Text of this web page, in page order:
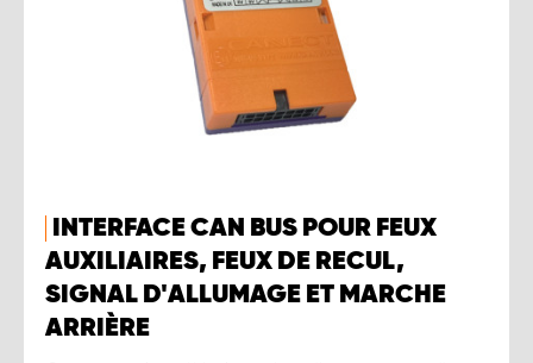
INTERFACE CAN BUS POUR FEUX
AUXILIAIRES, FEUX DE RECUL,
SIGNAL D'ALLUMAGE ET MARCHE
ARRIÈRE